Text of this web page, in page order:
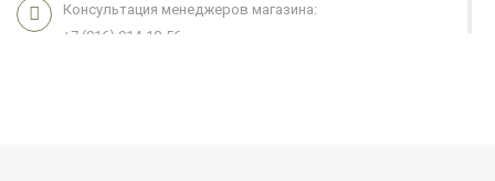
Консультация менеджеров магазина:
+7 (916) 914-18-56